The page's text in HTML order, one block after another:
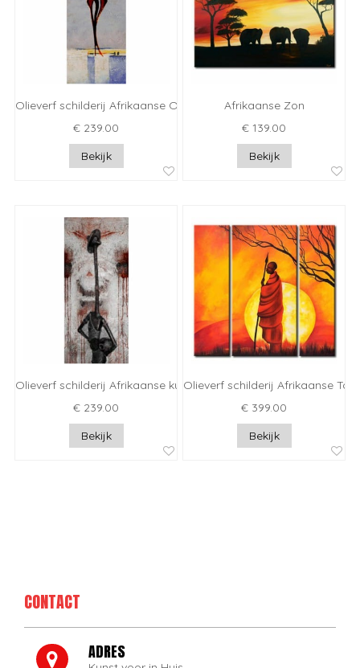
Olieverf schilderij Afrikaanse Ogni
€ 239.00
Bekijk
Afrikaanse Zon
€ 139.00
Bekijk
Olieverf schilderij Afrikaanse kunst III
€ 239.00
Bekijk
Olieverf schilderij Afrikaanse
€ 399.00
Bekijk
CONTACT
ADRES